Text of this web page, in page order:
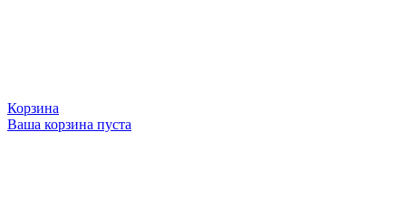
Корзина
Ваша корзина пуста